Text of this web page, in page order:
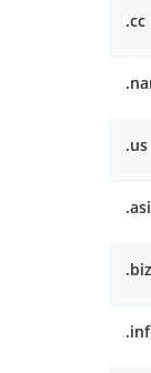
.cc
.us
.biz